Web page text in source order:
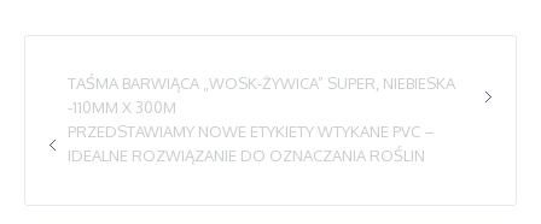
TAŚMA BARWIĄCA „WOSK-ŻYWICA” SUPER, NIEBIESKA
-110MM X 300M
PRZEDSTAWIAMY NOWE ETYKIETY WTYKANE PVC –
IDEALNE ROZWIĄZANIE DO OZNACZANIA ROŚLIN